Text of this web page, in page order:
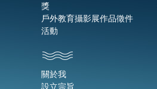
獎
戶外教育攝影展作品徵件
活動
關於我
設立宗旨